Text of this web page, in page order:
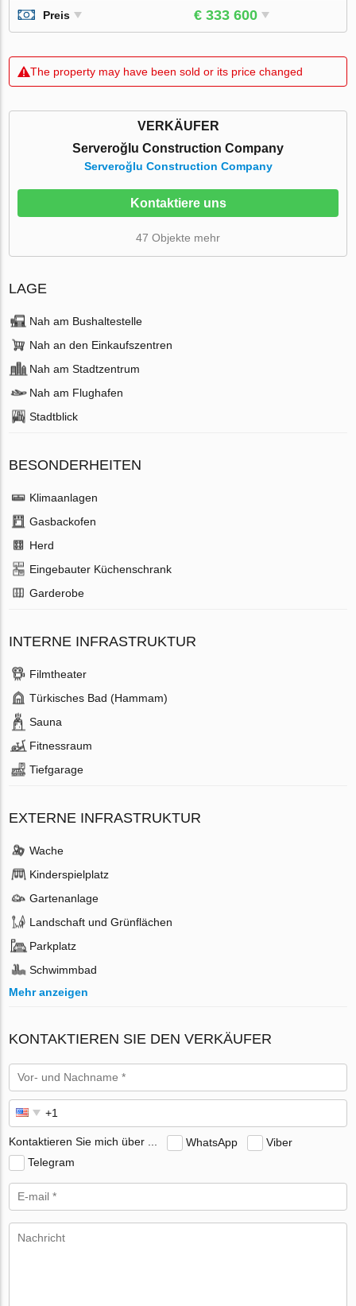
Preis € 333 600
The property may have been sold or its price changed
VERKÄUFER
Serveroğlu Construction Company
Serveroğlu Construction Company
Kontaktiere uns
47 Objekte mehr
LAGE
Nah am Bushaltestelle
Nah an den Einkaufszentren
Nah am Stadtzentrum
Nah am Flughafen
Stadtblick
BESONDERHEITEN
Klimaanlagen
Gasbackofen
Herd
Eingebauter Küchenschrank
Garderobe
INTERNE INFRASTRUKTUR
Filmtheater
Türkisches Bad (Hammam)
Sauna
Fitnessraum
Tiefgarage
EXTERNE INFRASTRUKTUR
Wache
Kinderspielplatz
Gartenanlage
Landschaft und Grünflächen
Parkplatz
Schwimmbad
Mehr anzeigen
KONTAKTIEREN SIE DEN VERKÄUFER
Kontaktieren Sie mich über ... WhatsApp
Viber
Telegram